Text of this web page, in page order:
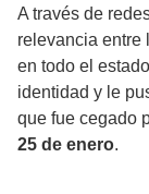
A través de
relevancia entre
en todo el
identidad y le
que fue cegado
25 de enero.